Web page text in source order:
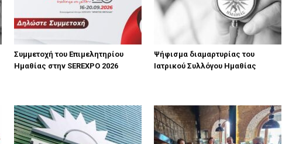
Συμμετοχή του Επιμελητηρίου
Ημαθίας στην SEREXPO 2026
Ψήφισμα διαμαρτυρίας του
Ιατρικού Συλλόγου Ημαθίας